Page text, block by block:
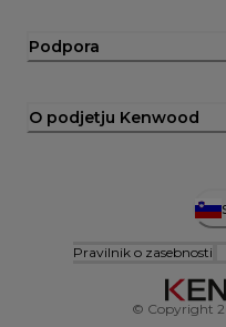
Podpora
O podjetju Kenwood
Pravilnik o zasebnosti
© Copyright